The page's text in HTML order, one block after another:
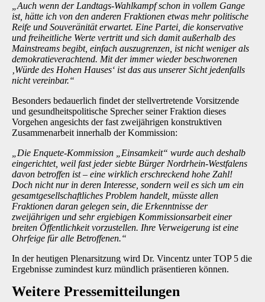
„Auch wenn der Landtags-Wahlkampf schon in vollem Gange
ist, hätte ich von den anderen Fraktionen etwas mehr politische
Reife und Souveränität erwartet. Eine Partei, die konservative
und freiheitliche Werte vertritt und sich damit außerhalb des
Mainstreams begibt, einfach auszugrenzen, ist nicht weniger als
demokratieverachtend. Mit der immer wieder beschworenen
‚Würde des Hohen Hauses‘ ist das aus unserer Sicht jedenfalls
nicht vereinbar.“
Besonders bedauerlich findet der stellvertretende Vorsitzende
und gesundheitspolitische Sprecher seiner Fraktion dieses
Vorgehen angesichts der fast zweijährigen konstruktiven
Zusammenarbeit innerhalb der Kommission:
„Die Enquete-Kommission „Einsamkeit“ wurde auch deshalb
eingerichtet, weil fast jeder siebte Bürger Nordrhein-Westfalens
davon betroffen ist – eine wirklich erschreckend hohe Zahl!
Doch nicht nur in deren Interesse, sondern weil es sich um ein
gesamtgesellschaftliches Problem handelt, müsste allen
Fraktionen daran gelegen sein, die Erkenntnisse der
zweijährigen und sehr ergiebigen Kommissionsarbeit einer
breiten Öffentlichkeit vorzustellen. Ihre Verweigerung ist eine
Ohrfeige für alle Betroffenen.“
In der heutigen Plenarsitzung wird Dr. Vincentz unter TOP 5 die
Ergebnisse zumindest kurz mündlich präsentieren können.
Weitere Presse­mitteilungen